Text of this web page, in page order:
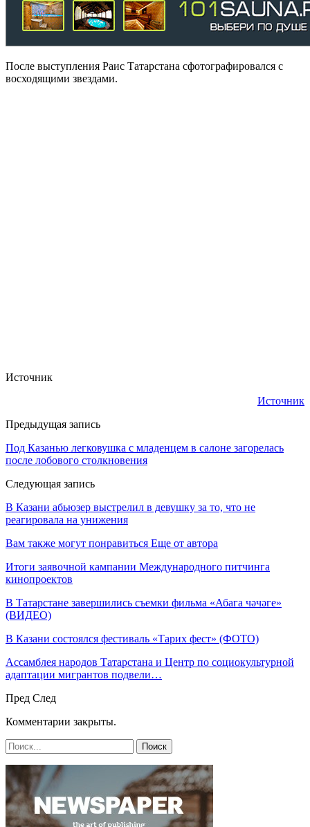
После выступления Раис Татарстана сфотографировался с
восходящими звездами.
Источник
Источник
Предыдущая запись
Под Казанью легковушка с младенцем в салоне загорелась
после лобового столкновения
Следующая запись
В Казани абьюзер выстрелил в девушку за то, что не
реагировала на унижения
Вам также могут понравиться Еще от автора
Итоги заявочной кампании Международного питчинга
кинопроектов
В Татарстане завершились съемки фильма «Абага чәчәге»
(ВИДЕО)
В Казани состоялся фестиваль «Тарих фест» (ФОТО)
Ассамблея народов Татарстана и Центр по социокультурной
адаптации мигрантов подвели…
Пред След
Комментарии закрыты.